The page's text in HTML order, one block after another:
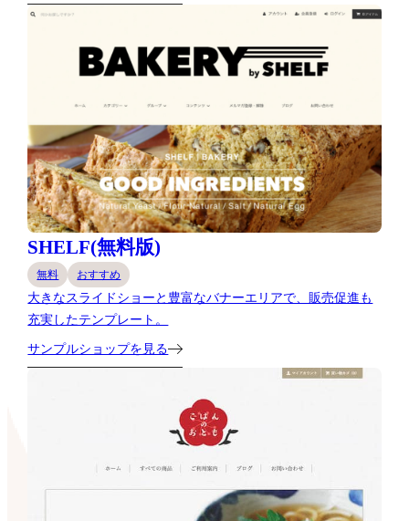
SHELF(無料版)
無料 おすすめ
大きなスライドショーと豊富なバナーエリアで、販売促進も
充実したテンプレート。
サンプルショップを見る